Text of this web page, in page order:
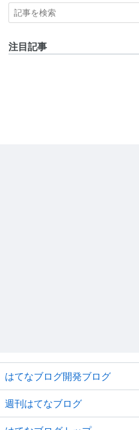
注目記事
はてなブログ開発ブログ
週刊はてなブログ